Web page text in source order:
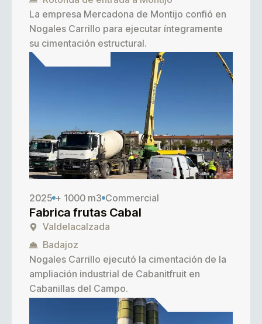
La empresa Mercadona de Montijo confió en
Nogales Carrillo para ejecutar íntegramente
su cimentación estructural.
2025 + 1000 m3 Commercial
Fabrica frutas Cabal
Valdelacalzada
Badajoz
Nogales Carrillo ejecutó la cimentación de la
ampliación industrial de Cabanitfruit en
Cabanillas del Campo.